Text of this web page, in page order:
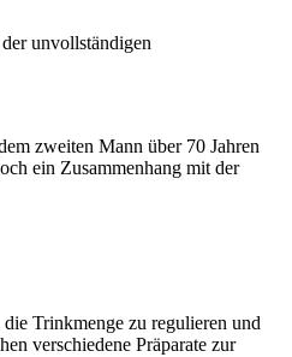
unvollständigen
zweiten Mann über 70 Jahren
ein Zusammenhang mit der
Trinkmenge zu regulieren und
verschiedene Präparate zur